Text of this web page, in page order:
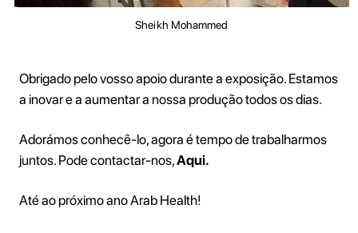
Sheikh Mohammed
Obrigado pelo vosso apoio durante a exposição. Estamos
a inovar e a aumentar a nossa produção todos os dias.
Adorámos conhecê-lo, agora é tempo de trabalharmos
juntos. Pode contactar-nos,Aqui.
Até ao próximo ano Arab Health!